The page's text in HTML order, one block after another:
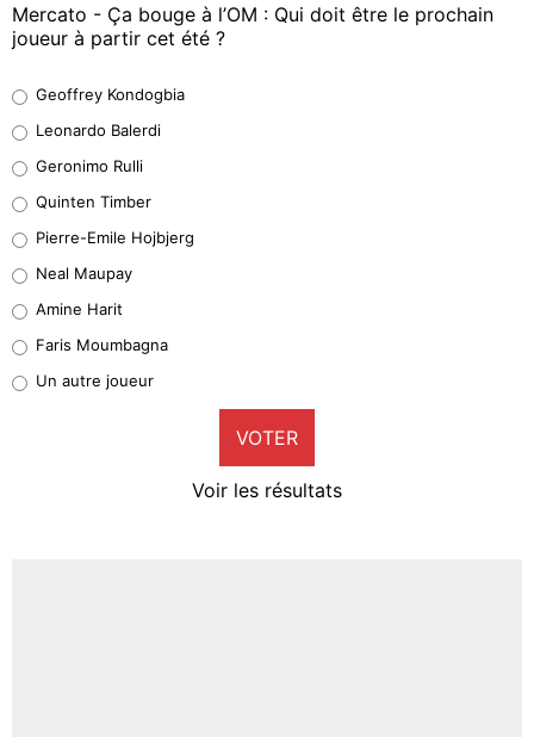
Mercato - Ça bouge à l’OM : Qui doit être le prochain
joueur à partir cet été ?
38%
32%
5%
1%
9%
Geoffrey Kondogbia
Leonardo Balerdi
Geronimo Rulli
Quinten Timber
Pierre-Emile Hojbjerg
Neal Maupay
Amine Harit
Faris Moumbagna
Un autre joueur
VOTER
Voir les résultats